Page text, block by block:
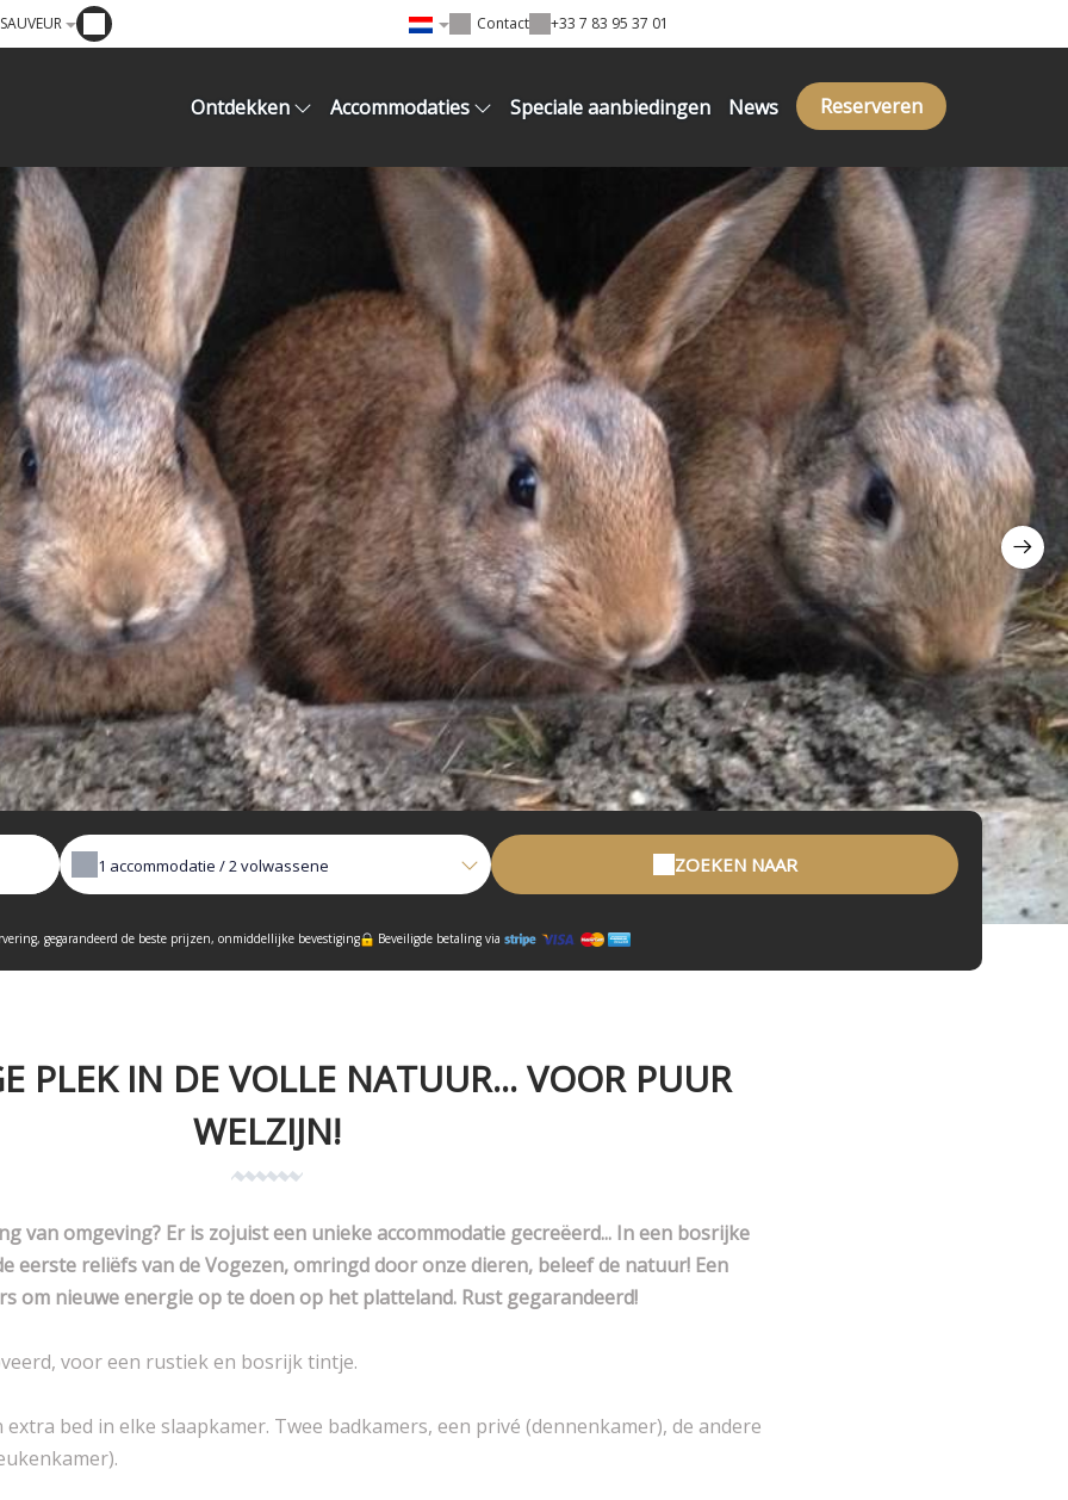
Contact +33 7 83 95 37 01
Ontdekken Accommodaties Speciale aanbiedingen News Reserveren
1 accommodatie /2volwassene ZOEKEN NAAR
gegarandeerd de beste prijzen, onmiddellijke bevestiging Beveiligde betaling via
PLEK IN DE VOLLE NATUUR... VOOR PUUR
WELZIJN!
van omgeving? Er is zojuist een unieke accommodatie gecreëerd... In een bosrijke
eerste reliëfs van de Vogezen, omringd door onze dieren, beleef de natuur! Een
om nieuwe energie op te doen op het platteland. Rust gegarandeerd!
voor een rustiek en bosrijk tintje.
bed in elke slaapkamer. Twee badkamers, een privé (dennenkamer), de andere